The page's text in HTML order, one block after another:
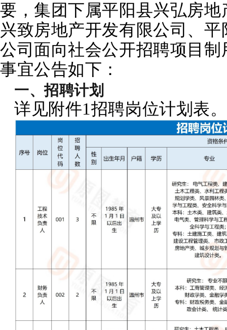
要，集团下属平阳县兴弘房
兴致房地产开发有限公司、
公司面向社会公开招聘项目制
事宜公告如下：
一、招聘计划
详见附件1招聘岗位计划表。